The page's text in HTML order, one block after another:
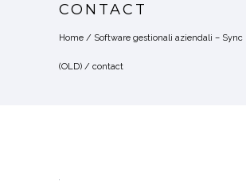
CONTACT
Home / Software gestionali aziendali –
(OLD) / contact